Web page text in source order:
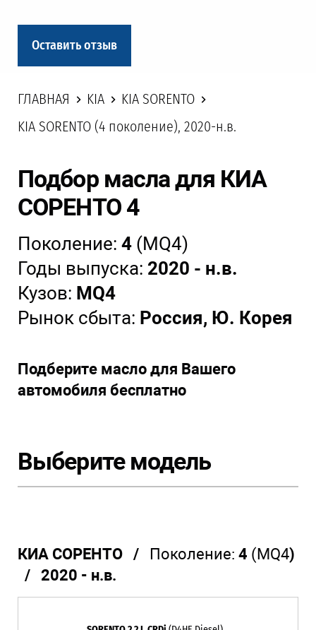
Оставить отзыв
ГЛАВНАЯ KIA
KIA SORENTO
KIA SORENTO (4 поколение), 2020-н.в.
Подбор масла для КИА
СОРЕНТО 4
Поколение: 4 (MQ4)
Годы выпуска: 2020 - н.в.
Кузов: MQ4
Рынок сбыта: Россия, Ю. Корея
Подберите масло для Вашего
автомобиля бесплатно
Выберите модель
КИА СОРЕНТО / Поколение: 4 (MQ4)
/ 2020 - н.в.